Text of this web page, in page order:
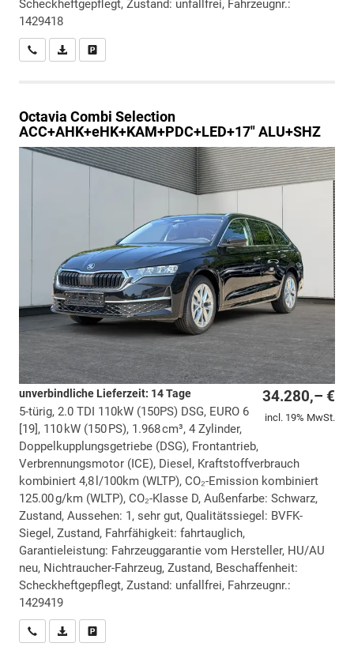
Scheckheftgepflegt, Zustand: unfallfrei, Fahrzeugnr.:
1429418
Wir rufen Sie anPDF-Datei, Fahrzeugexposé drucken
Octavia Combi Selection
ACC+AHK+eHK+KAM+PDC+LED+17" ALU+SHZ
34.280,– €
incl. 19% MwSt.
unverbindliche Lieferzeit: 14 Tage
5-türig, 2.0 TDI 110kW (150PS) DSG, EURO 6
[19], 110 kW (150 PS), 1.968 cm³, 4 Zylinder,
Doppelkupplungsgetriebe (DSG), Frontantrieb,
Verbrennungsmotor (ICE), Diesel, Kraftstoffverbrauch
kombiniert 4,8 l/100km (WLTP), CO₂-Emission kombiniert
125.00 g/km (WLTP), CO₂-Klasse D, Außenfarbe: Schwarz,
Zustand, Aussehen: 1, sehr gut, Qualitätssiegel: BVFK-
Siegel, Zustand, Fahrfähigkeit: fahrtauglich,
Garantieleistung: Fahrzeuggarantie vom Hersteller, HU/AU
neu, Nichtraucher-Fahrzeug, Zustand, Beschaffenheit:
Scheckheftgepflegt, Zustand: unfallfrei, Fahrzeugnr.:
1429419
Wir rufen Sie anPDF-Datei, Fahrzeugexposé drucken